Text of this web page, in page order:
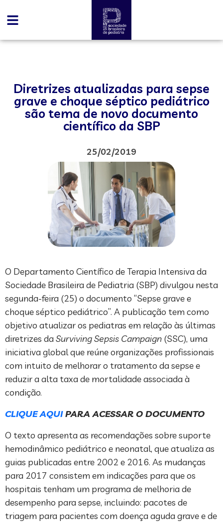
Diretrizes atualizadas para sepse
grave e choque séptico pediátrico
são tema de novo documento
científico da SBP
25/02/2019
O Departamento Científico de Terapia Intensiva da
Sociedade Brasileira de Pediatria (SBP) divulgou nesta
segunda-feira (25) o documento “Sepse grave e
choque séptico pediátrico”. A publicação tem como
objetivo atualizar os pediatras em relação às últimas
diretrizes da Surviving Sepsis Campaign (SSC), uma
iniciativa global que reúne organizações profissionais
com intuito de melhorar o tratamento da sepse e
reduzir a alta taxa de mortalidade associada à
condição.
CLIQUE AQUIPARA ACESSAR O DOCUMENTO
O texto apresenta as recomendações sobre suporte
hemodinâmico pediátrico e neonatal, que atualiza as
guias publicadas entre 2002 e 2016. As mudanças
para 2017 consistem em indicações para que os
hospitais tenham um programa de melhoria de
desempenho para sepse, incluindo: pacotes de
triagem para pacientes com doença aguda grave e de